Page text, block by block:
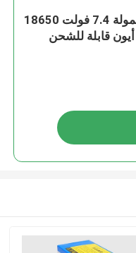
تخصيص المحمولة 7.4 فولت 18650
أيون قابلة للشحن